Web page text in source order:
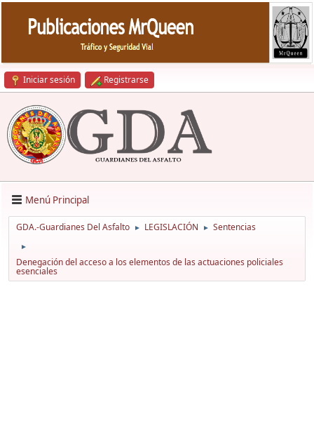
Iniciar sesión Registrarse
Menú Principal
GDA.-Guardianes Del Asfalto ► LEGISLACIÓN ► Sentencias
►
Denegación del acceso a los elementos de las actuaciones policiales
esenciales